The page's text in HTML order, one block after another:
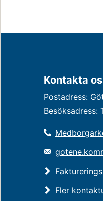
Kontakta
Postadress:
Besöksadress:
Fler